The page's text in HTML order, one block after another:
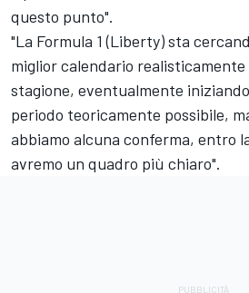
questo punto".
"La Formula 1 (Liberty) sta
miglior calendario
stagione, eventualmente
periodo teoricamente possibile,
abbiamo alcuna conferma, entro
avremo un quadro più chiaro".